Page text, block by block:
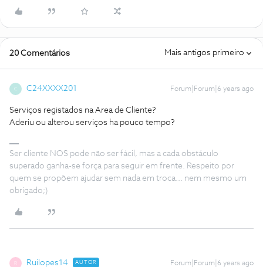
20 Comentários Mais antigos primeiro
C C24XXXX201 Forum|Forum|6 years ago
Serviços registados na Area de Cliente?
Aderiu ou alterou serviços ha pouco tempo?
Ser cliente NOS pode não ser fácil, mas a cada obstáculo
superado ganha-se força para seguir em frente. Respeito por
quem se propõem ajudar sem nada em troca... nem mesmo um
obrigado;)
R Ruilopes14 AUTOR Forum|Forum|6 years ago